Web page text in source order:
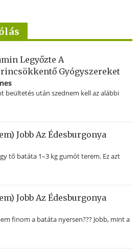
Legyőzte A
Gyógyszereket
beültetés után szednem kell az alábbi
Jobb Az Édesburgonya
tő batáta 1–3 kg gumót terem. Ez azt
Jobb Az Édesburgonya
finom a batáta nyersen??? Jobb, mint a